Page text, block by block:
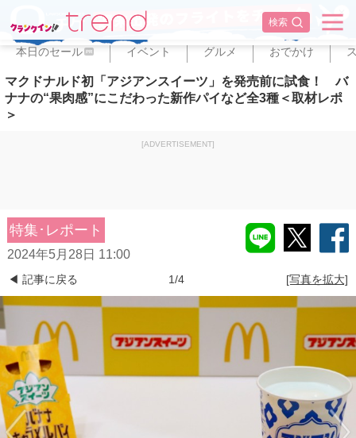
検索
✕
本日のセール PR イベント グルメ おでかけ
マクドナルド初「アジアンスイーツ」を発売前に試食！ バ
ナナの“果肉感”にこだわった新作パイなど全3種＜取材レポ
＞
[ADVERTISEMENT]
特集･レポート
2024年5月28日 11:00
◀ 記事に戻る 1/4 [写真を拡大]